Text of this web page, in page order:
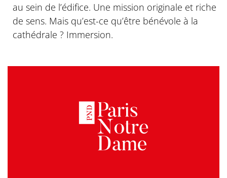
au sein de l’édifice. Une mission originale et riche
de sens. Mais qu’est-ce qu’être bénévole à la
cathédrale ? Immersion.